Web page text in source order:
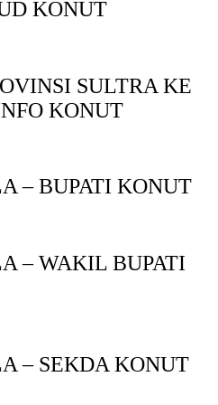
KONUT
SULTRA KE
KONUT
– BUPATI KONUT
– WAKIL BUPATI
– SEKDA KONUT